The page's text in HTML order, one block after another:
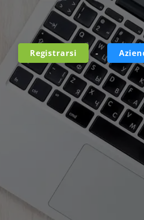
Registrarsi -